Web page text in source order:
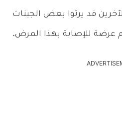
قد يرثوا بعض الجينات
عرضة للإصابة بهذا المرض.